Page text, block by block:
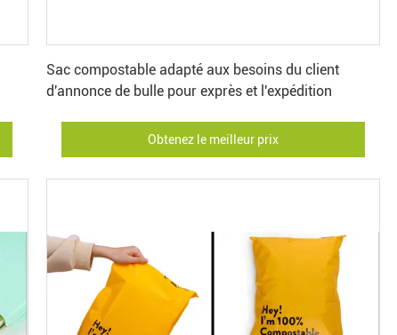
Sac compostable adapté aux besoins du client
d'annonce de bulle pour exprès et l'expédition
Obtenez le meilleur prix